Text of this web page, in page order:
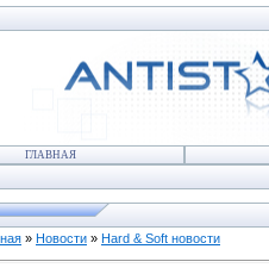
ГЛАВНАЯ
» Новости » Hard & Soft новости